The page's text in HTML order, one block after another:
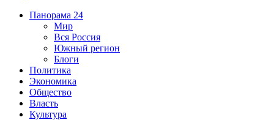
Панорама 24
Мир
Вся Россия
Южный регион
Блоги
Политика
Экономика
Общество
Власть
Культура